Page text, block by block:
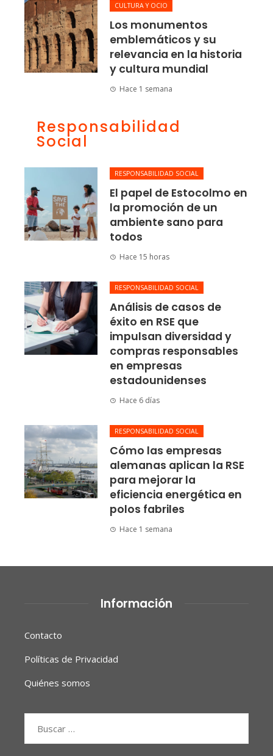
CULTURA Y OCIO
Los monumentos
emblemáticos y su
relevancia en la historia
y cultura mundial
Hace 1 semana
Responsabilidad
Social
RESPONSABILIDAD SOCIAL
El papel de Estocolmo en
la promoción de un
ambiente sano para
todos
Hace 15 horas
RESPONSABILIDAD SOCIAL
Análisis de casos de
éxito en RSE que
impulsan diversidad y
compras responsables
en empresas
estadounidenses
Hace 6 días
RESPONSABILIDAD SOCIAL
Cómo las empresas
alemanas aplican la RSE
para mejorar la
eficiencia energética en
polos fabriles
Hace 1 semana
Información
Contacto
Políticas de Privacidad
Quiénes somos